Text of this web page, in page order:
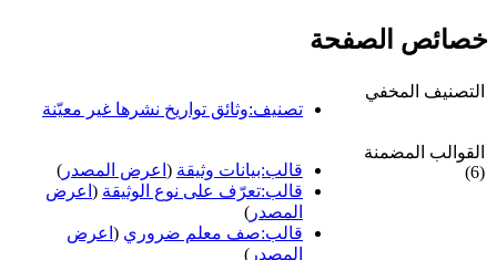
خصائص الصفحة
التصنيف المخفي
تصنيف:وثائق تواريخ نشرها غير معيّنة
القوالب المضمنة
(6)
قالب:بيانات وثيقة ( اعرض المصدر )
قالب:تعرّف على نوع الوثيقة ( اعرض
المصدر )
قالب:صف معلم ضروري ( اعرض
المصدر )